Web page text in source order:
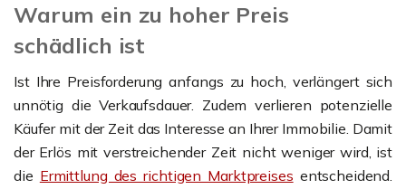
Warum ein zu hoher Preis
schädlich ist
Ist Ihre Preisforderung anfangs zu hoch, verlängert sich
unnötig die Verkaufsdauer. Zudem verlieren potenzielle
Käufer mit der Zeit das Interesse an Ihrer Immobilie. Damit
der Erlös mit verstreichender Zeit nicht weniger wird, ist
die Ermittlung des richtigen Marktpreises entscheidend.